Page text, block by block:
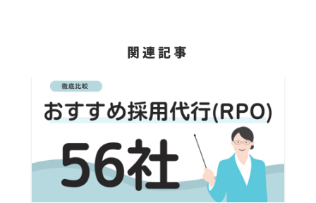
関連記事